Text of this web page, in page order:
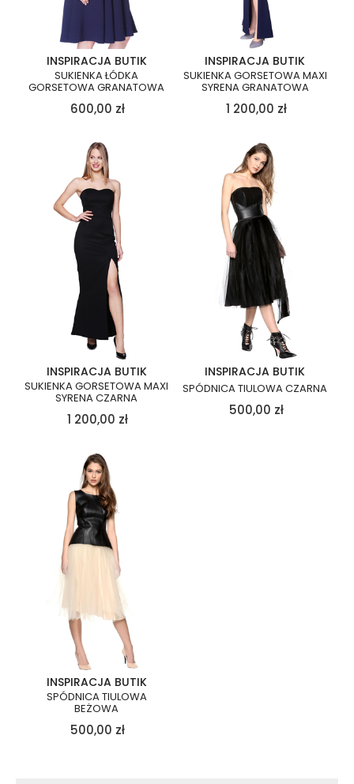
INSPIRACJA BUTIK
SUKIENKA ŁÓDKA
GORSETOWA GRANATOWA
600,00 zł
INSPIRACJA BUTIK
SUKIENKA GORSETOWA MAXI
SYRENA GRANATOWA
1 200,00 zł
INSPIRACJA BUTIK
SUKIENKA GORSETOWA MAXI
SYRENA CZARNA
1 200,00 zł
INSPIRACJA BUTIK
SPÓDNICA TIULOWA CZARNA
500,00 zł
INSPIRACJA BUTIK
SPÓDNICA TIULOWA
BEŻOWA
500,00 zł